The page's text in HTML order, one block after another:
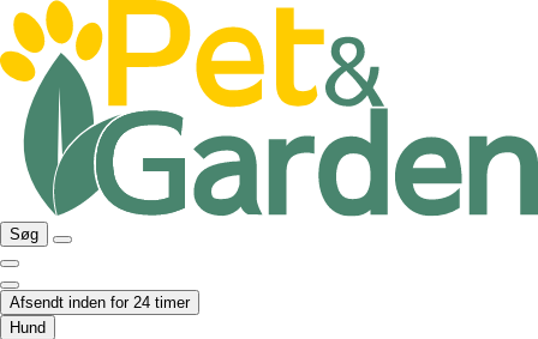
Søg
Afsendt inden for 24 timer
Hund